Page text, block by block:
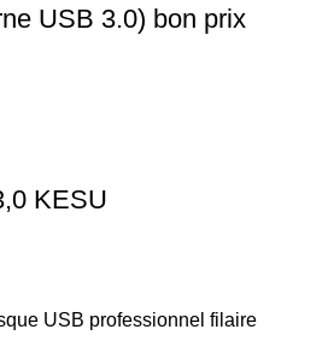
USB 3.0) bon prix
KESU